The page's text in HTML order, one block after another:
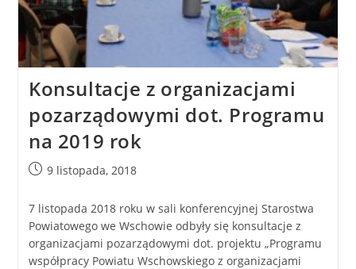
Konsultacje z organizacjami
pozarządowymi dot. Programu
na 2019 rok
9 listopada, 2018
7 listopada 2018 roku w sali konferencyjnej Starostwa
Powiatowego we Wschowie odbyły się konsultacje z
organizacjami pozarządowymi dot. projektu „Programu
współpracy Powiatu Wschowskiego z organizacjami